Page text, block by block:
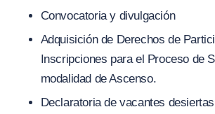
Convocatoria y divulgación
Adquisición de Derechos de
Inscripciones para el Proceso de
modalidad de Ascenso.
Declaratoria de vacantes